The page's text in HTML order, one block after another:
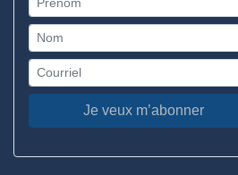
Je veux m’abonner